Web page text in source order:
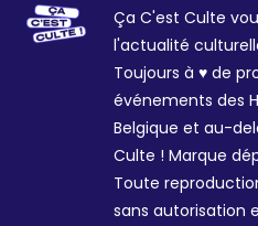
Ça C'est Culte
l'actualité
Toujours à ♥ de
événements des
Belgique et au-
Culte ! Marque
Toute
sans autorisation